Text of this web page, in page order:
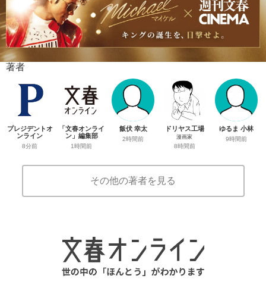
著者
プレジデントオ
ンライン
8分前
「文春オンライ
ン」編集部
1時間前
飯伏 幸太
2時間前
ドリヤス工場
漫画家
8時間前
ゆるま 小林
9時間前
その他の著者を見る